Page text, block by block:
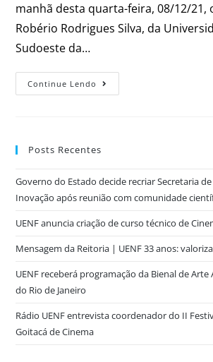
manhã desta quarta-feira, 08/12/21,
Robério Rodrigues Silva, da
Sudoeste da…
Continue Lendo
Posts Recentes
Governo do Estado decide recriar Secretaria
Inovação após reunião com comunidade
UENF anuncia criação de curso técnico de
Mensagem da Reitoria | UENF 33 anos:
UENF receberá programação da Bienal de
do Rio de Janeiro
Rádio UENF entrevista coordenador do II
Goitacá de Cinema